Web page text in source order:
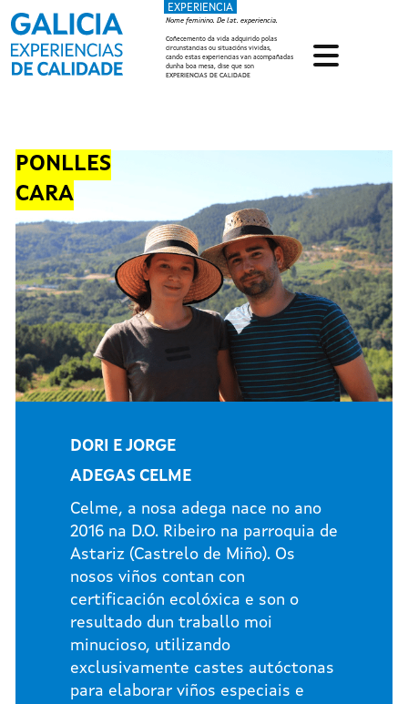
Ir o contido principal
EXPERIENCIA
Nome feminino. De lat. experiencia.
Coñecemento da vida adquirido polas
circunstancias ou situacións vividas,
cando estas experiencias van acompañadas
dunha boa mesa, dise que son
EXPERIENCIAS DE CALIDADE
PONLLES
CARA
DORI E JORGE
ADEGAS CELME
Celme, a nosa adega nace no ano
2016 na D.O. Ribeiro na parroquia de
Astariz (Castrelo de Miño). Os
nosos viños contan con
certificación ecolóxica e son o
resultado dun traballo moi
minucioso, utilizando
exclusivamente castes autóctonas
para elaborar viños especiais e